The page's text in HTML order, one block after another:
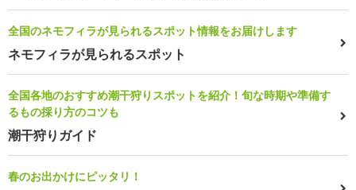
全国のネモフィラが見られるスポット情報をお届けします
ネモフィラが見られるスポット
全国各地のおすすめ潮干狩りスポットを紹介！旬な時期や準備す
るもの採り方のコツも
潮干狩りガイド
春のお出かけにピッタリ！